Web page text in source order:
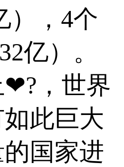
），4个
亿）。
❤?，世界
如此巨大
国家进